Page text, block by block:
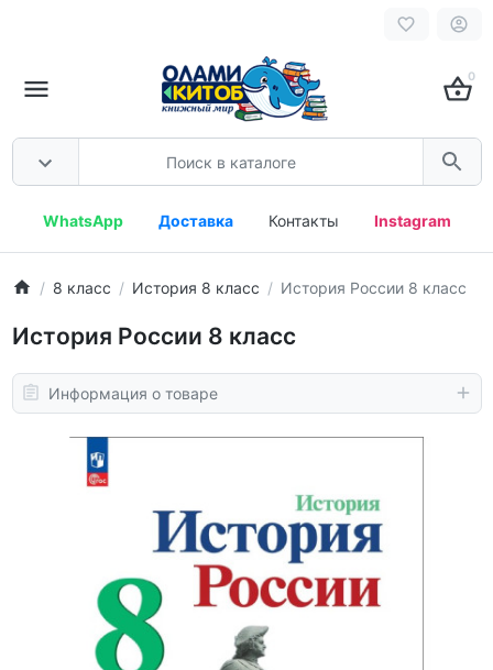
0
WhatsApp Доставка Контакты Instagram
8 класс История 8 класс История России 8 класс
История России 8 класс
Информация о товаре